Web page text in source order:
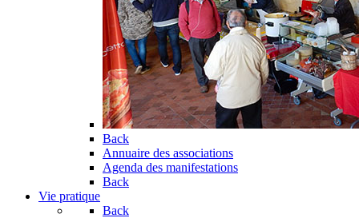
Back
Annuaire des associations
Agenda des manifestations
Back
Vie pratique
Back